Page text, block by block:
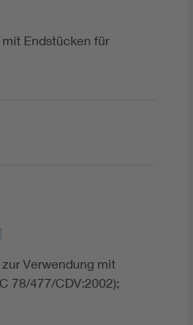
Endstücken für
Verwendung mit
78/477/CDV:2002);